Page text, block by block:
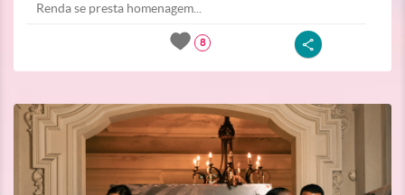
Renda se presta homenagem...
8